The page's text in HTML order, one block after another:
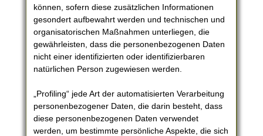
können, sofern diese zusätzlichen Informationen
gesondert aufbewahrt werden und technischen und
organisatorischen Maßnahmen unterliegen, die
gewährleisten, dass die personenbezogenen Daten
nicht einer identifizierten oder identifizierbaren
natürlichen Person zugewiesen werden.
„Profiling“ jede Art der automatisierten Verarbeitung
personenbezogener Daten, die darin besteht, dass
diese personenbezogenen Daten verwendet
werden, um bestimmte persönliche Aspekte, die sich